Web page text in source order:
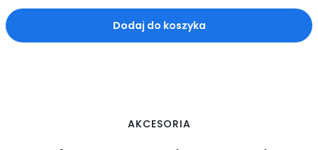
Dodaj do koszyka
AKCESORIA